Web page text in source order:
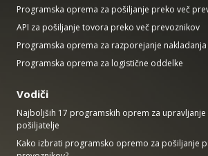
Programska oprema za pošiljanje preko več
API za pošiljanje tovora preko več prevoznikov
Programska oprema za razporejanje nakladanja
Programska oprema za logistične oddelke
Vodiči
Najboljših 17 programskih oprem za
pošiljatelje
Kako izbrati programsko opremo za pošiljanje